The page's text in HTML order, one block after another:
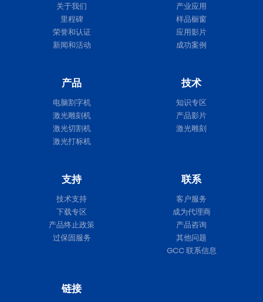
关于我们
里程碑
荣誉和认证
新闻和活动
产业应用
样品橱窗
应用影片
成功案例
产品
电脑割字机
激光雕刻机
激光切割机
激光打标机
技术
知识专区
产品影片
激光雕刻
支持
技术支持
下载专区
产品终止政策
过保固服务
联系
客户服务
成为代理商
产品咨询
其他问题
GCC 联系信息
链接